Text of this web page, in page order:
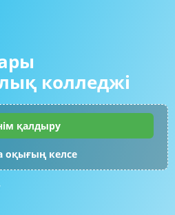
колледжі
қалдыру
оқығың келсе